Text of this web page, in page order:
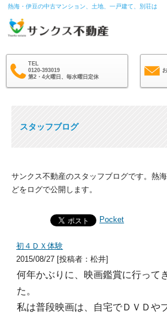
熱海・伊豆の中古マンション、土地、一戸建て、別荘は
TEL
0120-393019
第2・4火曜日、毎水曜日定休
スタッフブログ
サンクス不動産のスタッフブログです。熱
どをログで公開します。
Pocket
初４ＤＸ体験
2015/08/27 [投稿者：松井]
何年かぶりに、映画鑑賞に行って
た。
私は普段映画は、自宅でＤＶＤや